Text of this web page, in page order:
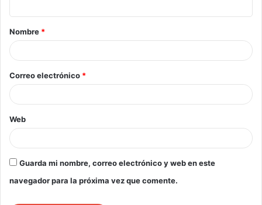
Nombre *
Correo electrónico *
Web
Guarda mi nombre, correo electrónico y web en este
navegador para la próxima vez que comente.